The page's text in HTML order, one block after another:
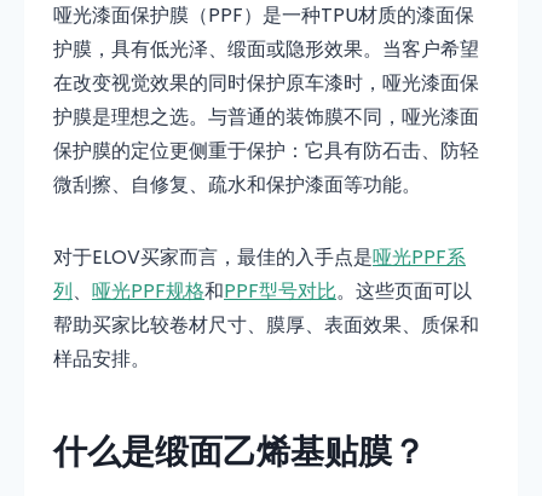
哑光漆面保护膜（PPF）是一种TPU材质的漆面保
护膜，具有低光泽、缎面或隐形效果。当客户希望
在改变视觉效果的同时保护原车漆时，哑光漆面保
护膜是理想之选。与普通的装饰膜不同，哑光漆面
保护膜的定位更侧重于保护：它具有防石击、防轻
微刮擦、自修复、疏水和保护漆面等功能。
对于ELOV买家而言，最佳的入手点是哑光PPF系
列、 哑光PPF规格和PPF型号对比。这些页面可以
帮助买家比较卷材尺寸、膜厚、表面效果、质保和
样品安排。
什么是缎面乙烯基贴膜？